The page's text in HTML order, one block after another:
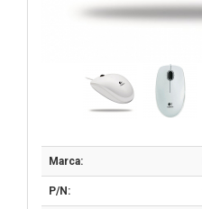
Marca:
P/N: